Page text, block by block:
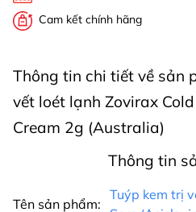
Cam kết chính hãng
Thông tin chi tiết về sản
vết loét lạnh Zovirax
Cream 2g (Australia)
Thông tin
Tên sản phẩm:
Tuýp kem trị